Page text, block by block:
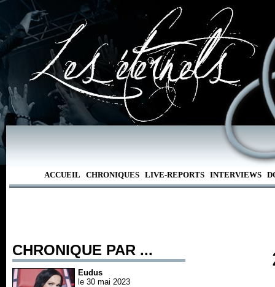
ACCUEIL CHRONIQUES LIVE-REPORTS INTERVIEWS
CHRONIQUE PAR ...
Eudus
le 30 mai 2023